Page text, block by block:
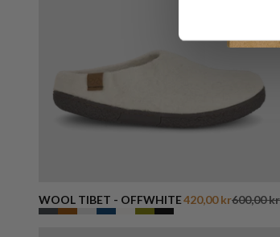
WOOL TIBET - OFFWHITE420,00 kr600,00 kr